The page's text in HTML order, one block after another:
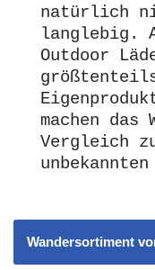
natürlich
langlebig.
Outdoor
machen das
Vergleich
Wandersortiment